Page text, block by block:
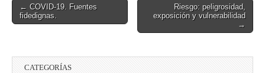
Post
navigation
← COVID-19. Fuentes
fidedignas.
Riesgo: peligrosidad,
exposición y vulnerabilidad
→
CATEGORÍAS